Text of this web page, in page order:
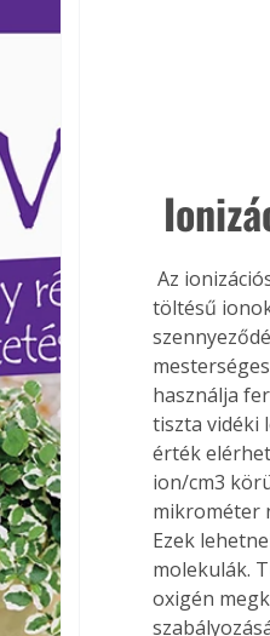
Az ionizációs légtisztító berendezések olyan elektromos szerkezetek, amelyek negatív
töltésű
használja
tiszta vidéki
érték
ion/cm3
mikrométer
Ezek
molekulák.
oxigén